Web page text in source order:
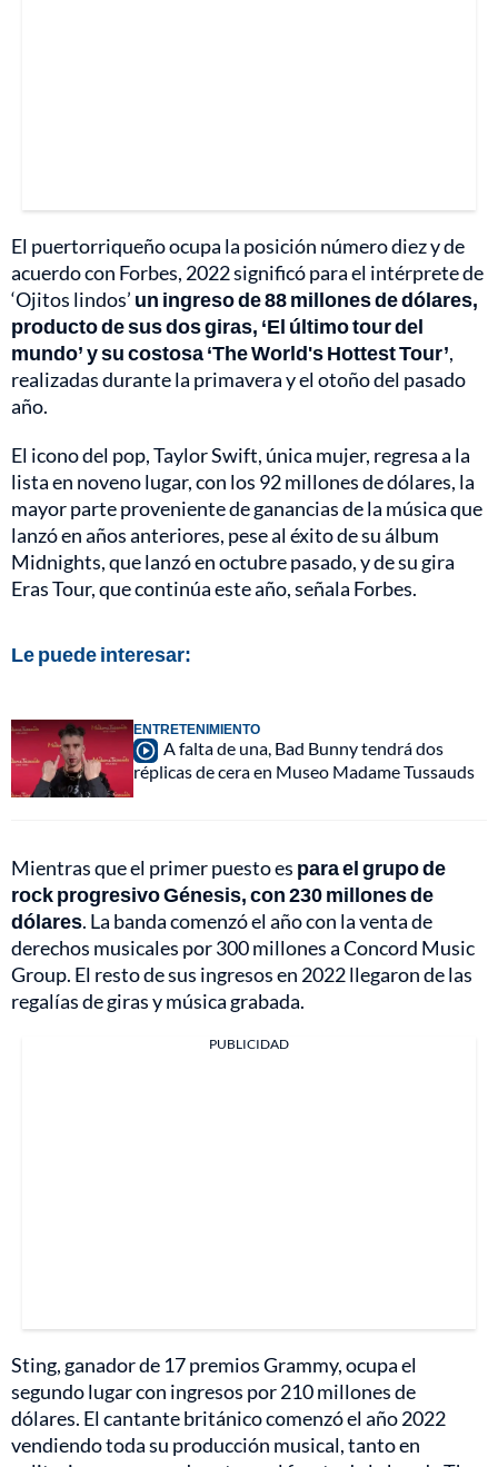
El puertorriqueño ocupa la posición número diez y de
acuerdo con Forbes, 2022 significó para el intérprete de
‘Ojitos lindos’ un ingreso de 88 millones de dólares,
producto de sus dos giras, ‘El último tour del
mundo’ y su costosa ‘The World's Hottest Tour’,
realizadas durante la primavera y el otoño del pasado
año.
El icono del pop, Taylor Swift, única mujer, regresa a la
lista en noveno lugar, con los 92 millones de dólares, la
mayor parte proveniente de ganancias de la música que
lanzó en años anteriores, pese al éxito de su álbum
Midnights, que lanzó en octubre pasado, y de su gira
Eras Tour, que continúa este año, señala Forbes.
Le puede interesar:
ENTRETENIMIENTO
A falta de una, Bad Bunny tendrá dos
réplicas de cera en Museo Madame Tussauds
Mientras que el primer puesto es para el grupo de
rock progresivo Génesis, con 230 millones de
dólares. La banda comenzó el año con la venta de
derechos musicales por 300 millones a Concord Music
Group. El resto de sus ingresos en 2022 llegaron de las
regalías de giras y música grabada.
PUBLICIDAD
Sting, ganador de 17 premios Grammy, ocupa el
segundo lugar con ingresos por 210 millones de
dólares. El cantante británico comenzó el año 2022
vendiendo toda su producción musical, tanto en